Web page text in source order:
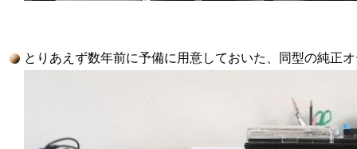
とりあえず数年前に予備に用意しておいた、同型の純正